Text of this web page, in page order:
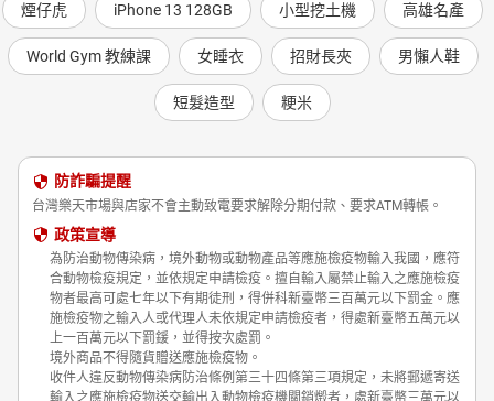
煙仔虎 iPhone 13 128GB 小型挖土機 高雄名產
World Gym 教練課 女睡衣 招財長夾 男懶人鞋
短髮造型 粳米
防詐騙提醒
台灣樂天市場與店家不會主動致電要求解除分期付款、要求ATM轉帳。
政策宣導
為防治動物傳染病，境外動物或動物產品等應施檢疫物輸入我國，應符
合動物檢疫規定，並依規定申請檢疫。擅自輸入屬禁止輸入之應施檢疫
物者最高可處七年以下有期徒刑，得併科新臺幣三百萬元以下罰金。應
施檢疫物之輸入人或代理人未依規定申請檢疫者，得處新臺幣五萬元以
上一百萬元以下罰鍰，並得按次處罰。
境外商品不得隨貨贈送應施檢疫物。
收件人違反動物傳染病防治條例第三十四條第三項規定，未將郵遞寄送
輸入之應施檢疫物送交輸出入動物檢疫機關銷燬者，處新臺幣三萬元以